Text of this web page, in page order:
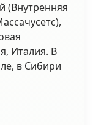
(Внутренняя
Италия. В
в Сибири